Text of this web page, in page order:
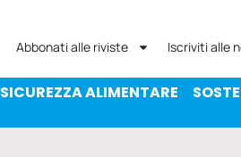
Abbonati alle riviste Iscriviti alle
SICUREZZA ALIMENTARE